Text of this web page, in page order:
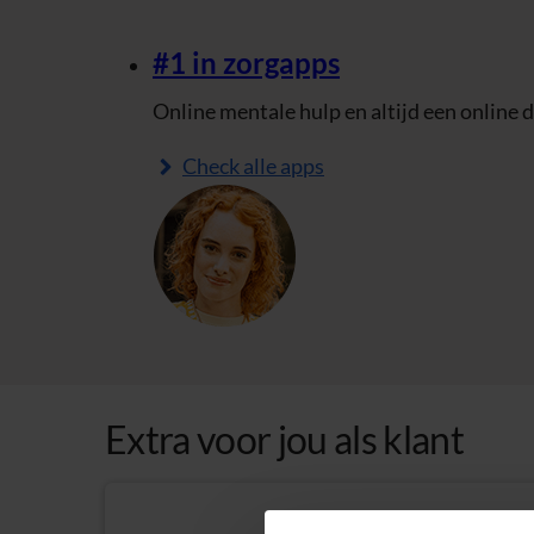
#1 in zorgapps
Online mentale hulp en altijd een online
Check alle apps
Extra voor jou als klant